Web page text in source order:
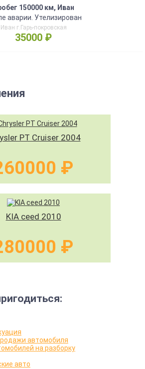
150000 км, Иван
аварии. Утелизирован
Иван г.Гарь-покровская
35000 ₽
PT Cruiser 2004
₽
KIA ceed 2010
₽
автомобиля
на разборку
авто